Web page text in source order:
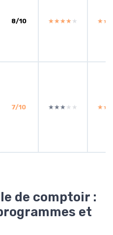
8/10 ★★★★★
★★★★★
7/10 ★★★★★
★★★★★
de comptoir :
et